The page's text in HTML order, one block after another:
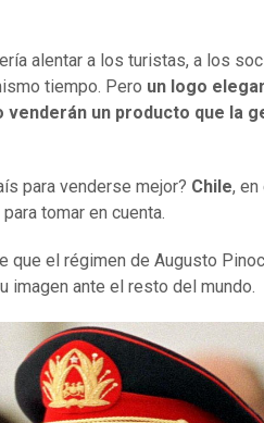
alentar a los turistas, a los
tiempo. Pero un logo
venderán un producto que la
para venderse mejor? Chile, en
para tomar en cuenta.
que el régimen de Augusto
imagen ante el resto del mundo.